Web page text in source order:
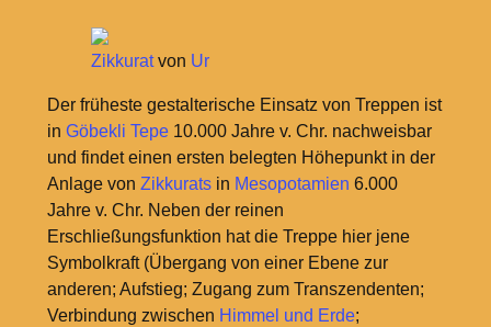
Zikkuratvon Ur
Der früheste gestalterische Einsatz von Treppen ist
in Göbekli Tepe10.000 Jahre v. Chr. nachweisbar
und findet einen ersten belegten Höhepunkt in der
Anlage von Zikkuratsin Mesopotamien 6.000
Jahre v. Chr. Neben der reinen
Erschließungsfunktion hat die Treppe hier jene
Symbolkraft (Übergang von einer Ebene zur
anderen; Aufstieg; Zugang zum Transzendenten;
Verbindung zwischen Himmel und Erde;